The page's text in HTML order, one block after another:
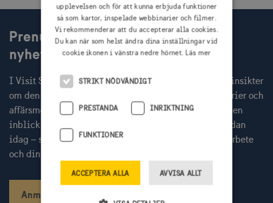
Prenumerera på Visit Swedens
nyhetsbrev
I Visit Swedens nyhetsbrev får du varje månad färska insikter
om den globala resenären, inbjudningar till webbinarier och
affärsmöten med internationella researrangörer, samt en
inblick i aktuella Sverigekampanjer. Prenumerera redan
idag – så missar du inget av det som kan stärka ditt arbete
och din kommunikation.
Anmäl dig
upplevelsen och för att kunna erbjuda funktioner
så som kartor, inspelade webbinarier och filmer.
Vi rekommenderar att du accepterar alla cookies.
Du kan när som helst ändra dina inställningar vid
cookie ikonen i vänstra nedre hörnet. Läs mer
STRIKT NÖDVÄNDIGT
PRESTANDA INRIKTNING
FUNKTIONER
ACCEPTERA ALLA AVVISA ALLT